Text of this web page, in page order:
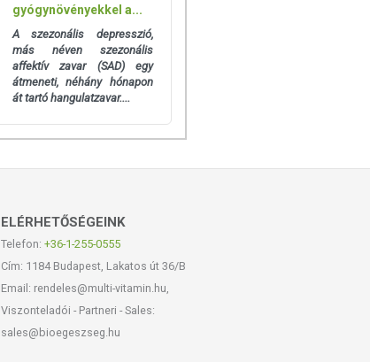
gyógynövényekkel a...
A szezonális depresszió,
más néven szezonális
affektív zavar (SAD) egy
átmeneti, néhány hónapon
át tartó hangulatzavar....
ELÉRHETŐSÉGEINK
Telefon: +36-1-255-0555
Cím: 1184 Budapest, Lakatos út 36/B
Email: rendeles@multi-vitamin.hu,
Viszonteladói - Partneri - Sales:
sales@bioegeszseg.hu